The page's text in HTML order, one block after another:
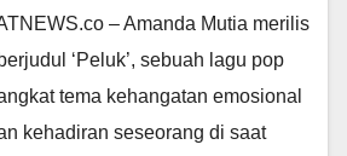
– Amanda Mutia merilis
‘Peluk’, sebuah lagu pop
tema kehangatan emosional
kehadiran seseorang di saat